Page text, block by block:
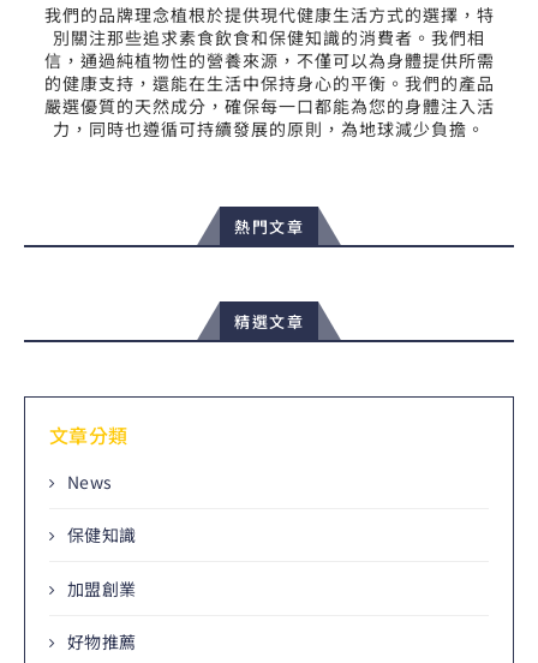
我們的品牌理念植根於提供現代健康生活方式的選擇，特
別關注那些追求素食飲食和保健知識的消費者。我們相
信，通過純植物性的營養來源，不僅可以為身體提供所需
的健康支持，還能在生活中保持身心的平衡。我們的產品
嚴選優質的天然成分，確保每一口都能為您的身體注入活
力，同時也遵循可持續發展的原則，為地球減少負擔。
熱門文章
精選文章
文章分類
News
保健知識
加盟創業
好物推薦